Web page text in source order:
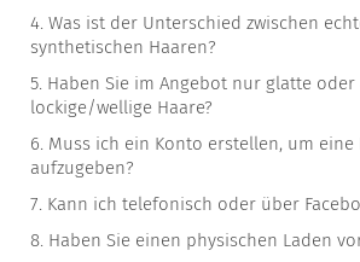
4. Was ist der Unterschied zwischen
synthetischen Haaren?
5. Haben Sie im Angebot nur glatte oder
lockige/wellige Haare?
6. Muss ich ein Konto erstellen, um eine
aufzugeben?
7. Kann ich telefonisch oder über
8. Haben Sie einen physischen Laden